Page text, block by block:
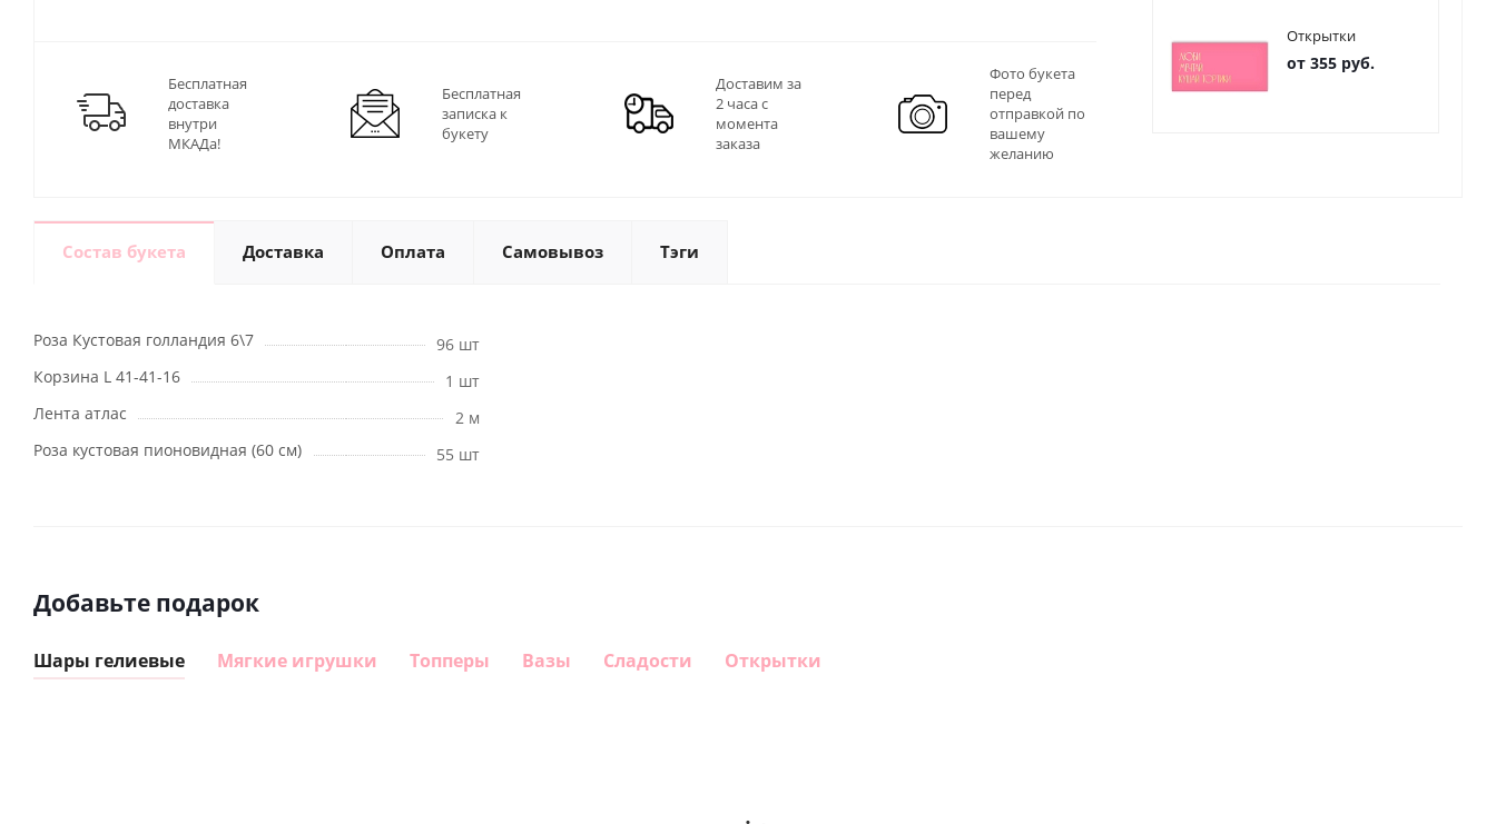
Бесплатная
доставка
внутри
МКАДа!
Бесплатная
записка к
букету
Доставим за
2 часа с
момента
заказа
Фото букета
перед
отправкой по
вашему
желанию
Открытки
от 355 руб.
Состав букета Доставка Оплата Самовывоз Тэги
Роза Кустовая голландия 6\7
96 шт
Корзина L 41-41-16
1 шт
Лента атлас
2 м
Роза кустовая пионовидная (60 см)
55 шт
Добавьте подарок
Шары гелиевые Мягкие игрушки Топперы Вазы Сладости Открытки